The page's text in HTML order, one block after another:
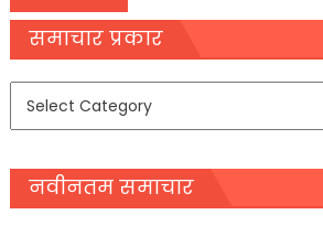
navigation
समाचार प्रकार
समाचार
नवीनतम समाचार